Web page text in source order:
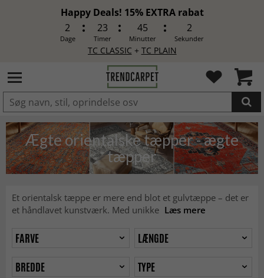
Happy Deals! 15% EXTRA rabat
2
Dage
23
Timer
45
Minutter
0
Sekunder
TC CLASSIC + TC PLAIN
LAGT I INDKØBSKURVEN.
Ægte orientalske tæpper - ægte
tæpper
Et orientalsk tæppe er mere end blot et gulvtæppe – det er
et håndlavet kunstværk. Med unikke Læs mere
FARVE
LÆNGDE
BREDDE
TYPE